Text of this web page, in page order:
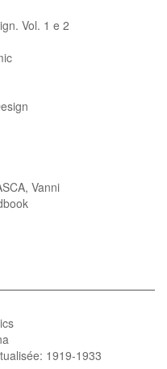
Vol. 1 e 2
Vanni
1919-1933